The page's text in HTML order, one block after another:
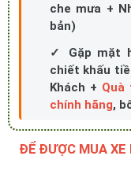
che mưa +
bản)
✓ Gặp mặt
chiết khấu
Khách + Quà
chính hãng,
ĐỂ ĐƯỢC MUA XE